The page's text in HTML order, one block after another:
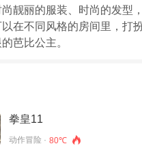
靓丽的服装、时尚的发型
在不同风格的房间里，打
芭比公主。
拳皇11
动作冒险 · 80℃